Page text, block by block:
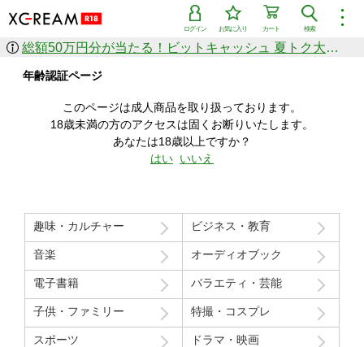
︙
検索
カート
お気に入り
ログイン
作品を探す
ジャンル
シリーズ
人気のセール中商品
新着セール中商品
すべての作品から探す
価格の安い順
価格の高い順
月間ランキング
年間ランキング
総額50万円分が当たる！ビットキャッシュ 夏トク大感謝祭
年齢認証ページ
このページは成人商品を取り扱っております。
18歳未満の方のアクセスは固くお断りいたします。
あなたは18歳以上ですか？
はい いいえ
趣味・カルチャー ビジネス・教育
音楽 オーディオブック
電子書籍 バラエティ・芸能
子供・ファミリー 特撮・コスプレ
スポーツ ドラマ・映画